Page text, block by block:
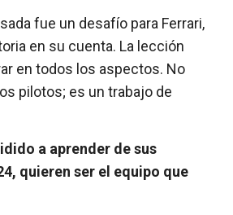
fue un desafío para Ferrari,
en su cuenta. La lección
en todos los aspectos. No
pilotos; es un trabajo de
a aprender de sus
quieren ser el equipo que